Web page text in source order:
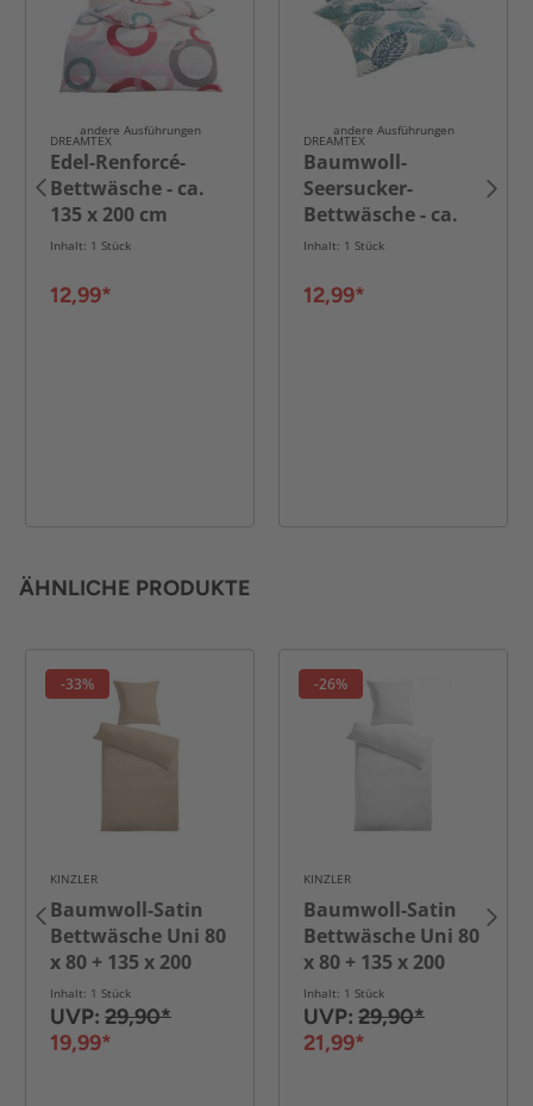
andere Ausführungen
DREAMTEX
Edel-Renforcé-
Bettwäsche - ca.
135 x 200 cm
Inhalt: 1 Stück
12,99*
andere Ausführungen
DREAMTEX
Baumwoll-
Seersucker-
Bettwäsche - ca.
135 x 200 cm
Inhalt: 1 Stück
12,99*
ÄHNLICHE PRODUKTE
-33%
KINZLER
Baumwoll-Satin
Bettwäsche Uni 80
x 80 + 135 x 200
cm, Farbe beige
Inhalt: 1 Stück
UVP: 29,90*
19,99*
-26%
KINZLER
Baumwoll-Satin
Bettwäsche Uni 80
x 80 + 135 x 200
cm, Farbe weiss
Inhalt: 1 Stück
UVP: 29,90*
21,99*